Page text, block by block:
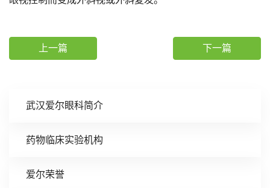
武汉爱尔眼科简介
药物临床实验机构
爱尔荣誉
上一篇 下一篇